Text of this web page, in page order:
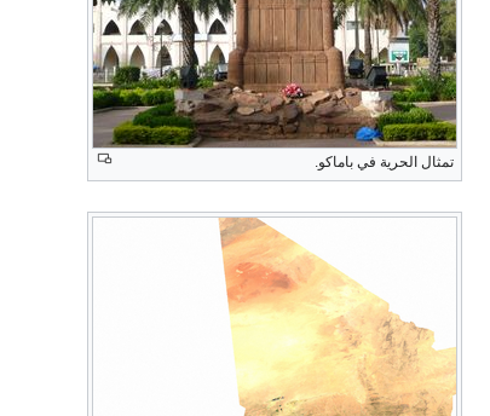
تمثال الحرية في باماكو.